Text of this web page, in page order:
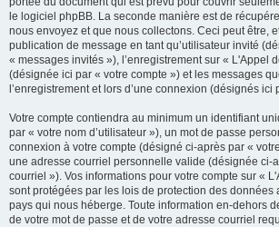
le logiciel phpBB. La seconde manière est de
nous envoyez et que nous collectons. Ceci peut être,
publication de message en tant qu’utilisateur invité
« messages invités »), l’enregistrement sur « L'Appel
(désignée ici par « votre compte ») et les messages
l’enregistrement et lors d’une connexion (désignés ici
Votre compte contiendra au minimum un identifiant
par « votre nom d’utilisateur »), un mot de passe
connexion à votre compte (désigné ci-après par «
une adresse courriel personnelle valide (désignée ci-
courriel »). Vos informations pour votre compte sur «
sont protégées par les lois de protection des données
pays qui nous héberge. Toute information en-dehors
de votre mot de passe et de votre adresse courriel